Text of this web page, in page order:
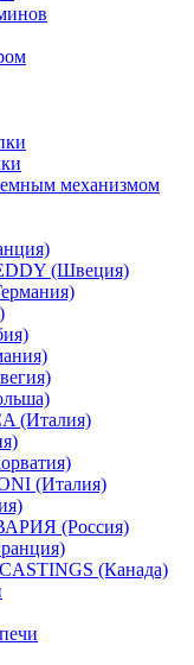
механизмом
(Швеция)
(Италия)
(Италия)
(Россия)
(Канада)